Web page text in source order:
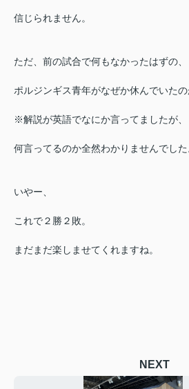
信じられません。
ただ、前の試合で何もなかったはずの、
ポルジンギス青年がなぜか休んでいたの
※解説が英語でなにか言ってましたが、
何言ってるのか全然わかりませんでした
いやー、
これで２勝２敗。
まだまだ楽しませてくれますね。
NEXT